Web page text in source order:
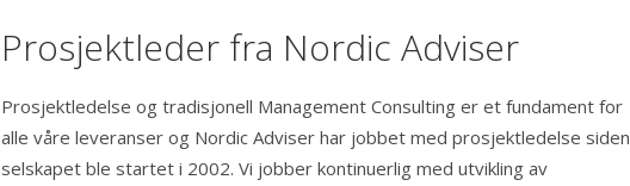
Prosjektleder fra Nordic Adviser
Prosjektledelse og tradisjonell Management Consulting er et fundament for
alle våre leveranser og Nordic Adviser har jobbet med prosjektledelse siden
selskapet ble startet i 2002. Vi jobber kontinuerlig med utvikling av